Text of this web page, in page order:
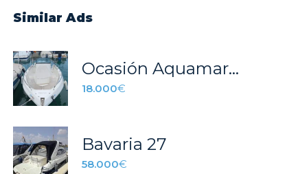
Similar Ads
Ocasión Aquamar 615 en stock!
18.000€
Bavaria 27
58.000€